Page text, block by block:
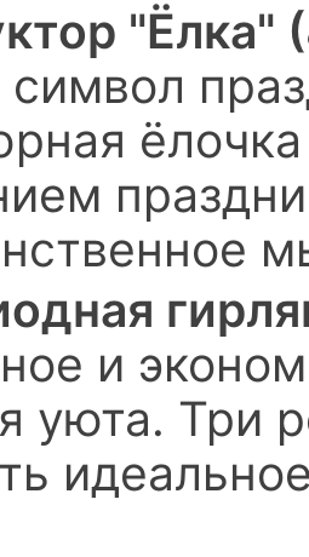
"Ёлка"
символ
и
уюта. Три